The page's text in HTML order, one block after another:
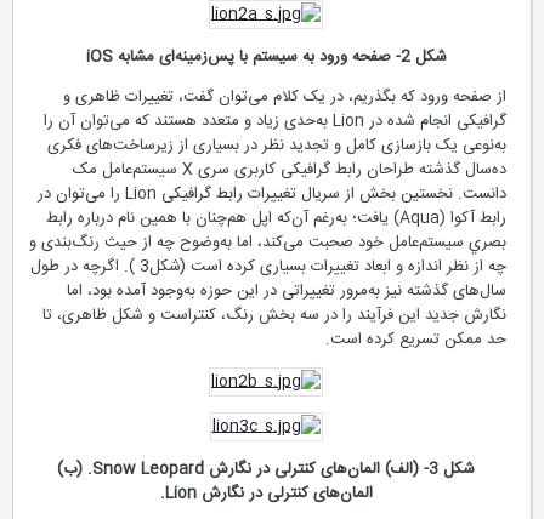
شكل 2- صفحه ورود به سیستم با پس‌زمینه‌ای مشابه iOS
از صفحه ورود که بگذریم، در یک کلام می‌توان گفت، تغییرات ظاهری و
گرافیکی انجام شده در Lion به‌حدی زیاد و متعدد هستند که می‌توان آن را
به‌نوعی یک بازسازی کامل و تجدید نظر در بسیاری از زیرساخت‌های فکری
ده‌سال گذشته طراحان رابط گرافیکی کاربری سری X سیستم‌عامل مک
دانست. نخستين بخش از سریال تغییرات رابط گرافیکی Lion را می‌توان در
رابط آکوا (Aqua) يافت؛ به‌رغم آن‌که اپل هم‌چنان با همین نام درباره رابط
بصري سيستم‌عامل خود صحبت می‌کند، اما به‌وضوح چه از حیث رنگ‌بندی و
چه از نظر اندازه و ابعاد تغییرات بسیاری کرده است (شكل‌3 ). اگرچه در طول
سال‌های گذشته نیز به‌مرور تغییراتی در این حوزه به‌وجود آمده بود، اما
نگارش جدید این فرآیند را در سه بخش رنگ، کنتراست و شکل ظاهری، تا
حد ممکن تسریع کرده است.
شكل 3- (الف) المان‌های کنترلی در نگارش Snow Leopard. (ب)
المان‌های کنترلی در نگارش Lion.